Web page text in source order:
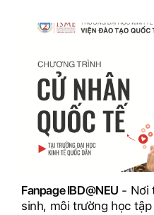
Fanpage IBD@NEU - Nơi
sinh, môi trường học